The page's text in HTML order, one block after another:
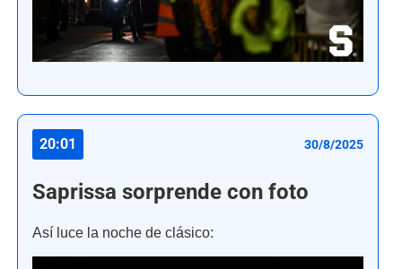
20:01 30/8/2025
Saprissa sorprende con foto
Así luce la noche de clásico: